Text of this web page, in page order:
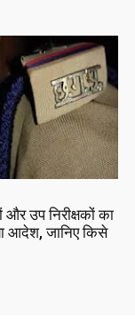
और उप निरीक्षकों का
आदेश, जानिए किसे